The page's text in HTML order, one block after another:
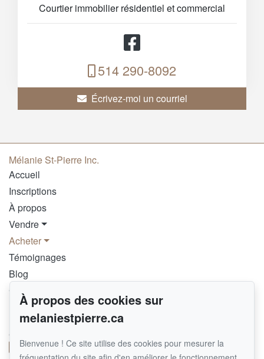
Courtier immobilier résidentiel et commercial
514 290-8092
Écrivez-moi un courriel
Mélanie St-Pierre Inc.
Accueil
Inscriptions
À propos
Vendre
Acheter
Témoignages
Blog
Contact
Pour me joindre
GROUPE SUTTON SYNERGIE INC.
514 290-8092
À propos des cookies sur
melaniestpierre.ca
Bienvenue ! Ce site utilise des cookies pour mesurer la